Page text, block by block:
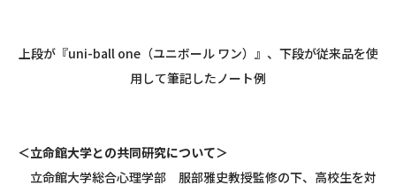
上段が『uni-ball one（ユニボール ワン）』、下段が従来品を使
用して筆記したノート例
＜立命館大学との共同研究について＞
立命館大学総合心理学部 服部雅史教授監修の下、高校生を対